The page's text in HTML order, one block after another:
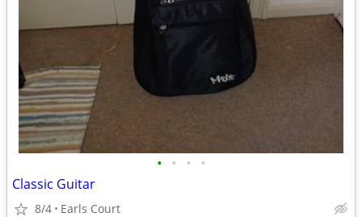
• • • •
Classic Guitar
8/4 Earls Court